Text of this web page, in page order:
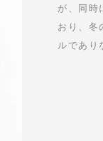
が、同時
おり、冬
ルであり